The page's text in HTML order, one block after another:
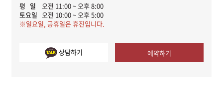
평 일
오전 11:00 ~ 오후 8:00
토요일 오전 10:00 ~ 오후 5:00
※일요일, 공휴일은 휴진입니다.
상담하기 예약하기